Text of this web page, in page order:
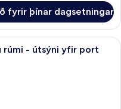
fyrir þínar dagsetningar
herbergi með tvíbreiðu
- útsýni yfir port